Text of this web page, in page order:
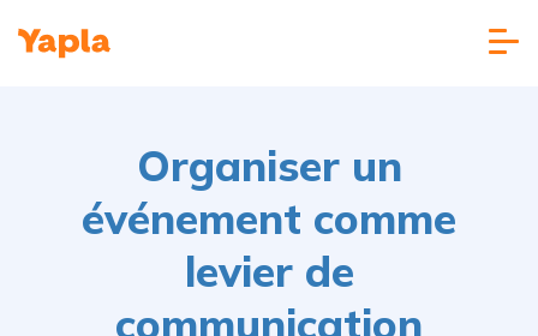
Organiser un
événement comme
levier de
communication